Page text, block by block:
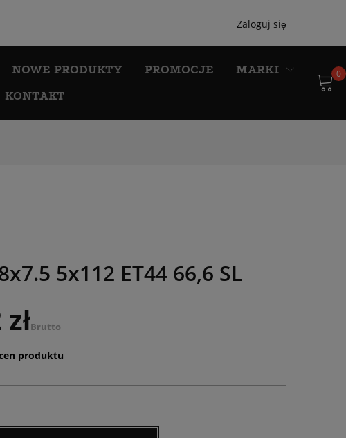
Zaloguj się
NOWE PRODUKTY PROMOCJE
MARKI
KONTAKT
0
5x112 ET44 66,6 SL
Brutto
produktu